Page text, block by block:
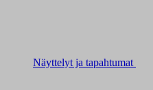
Näyttelyt ja tapahtumat